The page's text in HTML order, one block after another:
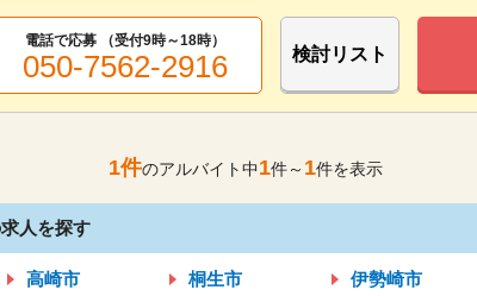
電話で応募 （受付9時～18時）
050-7562-2916 検討リスト
1件のアルバイト中1件～ 1件を表示
人を探す
高崎市 桐生市 伊勢崎市